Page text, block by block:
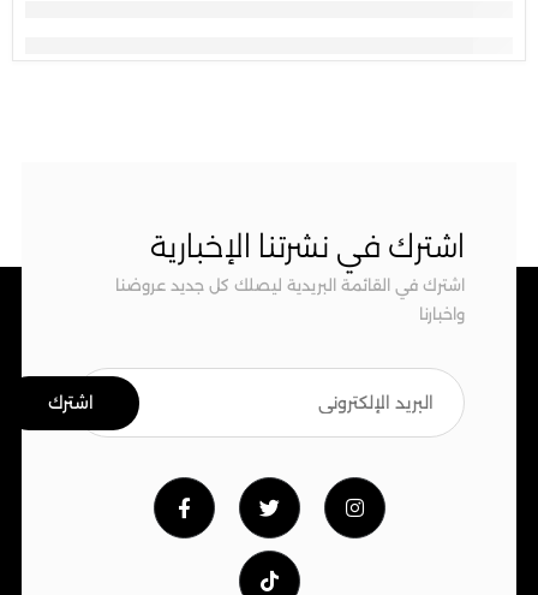
اشترك في نشرتنا الإخبارية
اشترك في القائمة البريدية ليصلك كل جديد عروضنا
واخبارنا